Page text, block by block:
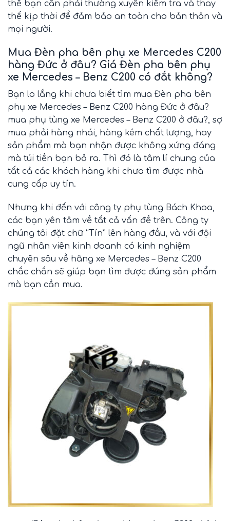
thế bạn cần phải thường xuyên kiểm tra và thay
thế kịp thời để đảm bảo an toàn cho bản thân và
mọi người.
Mua Đèn pha bên phụ xe Mercedes C200
hàng Đức ở đâu? Giá Đèn pha bên phụ
xe Mercedes – Benz C200 có đắt không?
Bạn lo lắng khi chưa biết tìm mua Đèn pha bên
phụ xe Mercedes – Benz C200 hàng Đức ở đâu?
mua phụ tùng xe Mercedes – Benz C200 ở đâu?, sợ
mua phải hàng nhái, hàng kém chất lượng, hay
sản phẩm mà bạn nhận được không xứng đáng
mà túi tiền bạn bỏ ra. Thì đó là tâm lí chung của
tất cả các khách hàng khi chưa tìm được nhà
cung cấp uy tín.
Nhưng khi đến với công ty phụ tùng Bách Khoa,
các bạn yên tâm về tất cả vấn đề trên. Công ty
chúng tôi đặt chữ “Tín” lên hàng đầu, và với đội
ngũ nhân viên kinh doanh có kinh nghiệm
chuyên sâu về hãng xe Mercedes – Benz C200
chắc chắn sẽ giúp bạn tìm được đúng sản phẩm
mà bạn cần mua.